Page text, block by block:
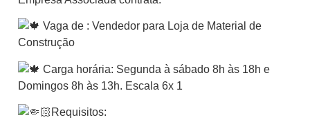
Vaga de : Vendedor para Loja de Material de
Construção
Carga horária: Segunda à sábado 8h às 18h e
Domingos 8h às 13h. Escala 6x 1
Requisitos: